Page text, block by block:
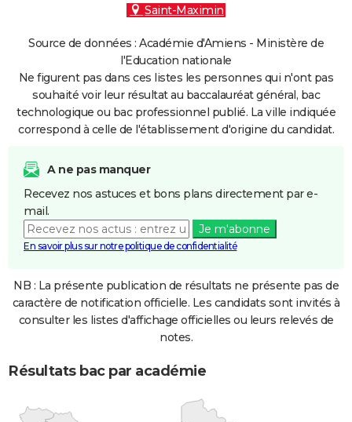
Saint-Maximin
Source de données : Académie d'Amiens - Ministère de
l'Education nationale
Ne figurent pas dans ces listes les personnes qui n'ont pas
souhaité voir leur résultat au baccalauréat général, bac
technologique ou bac professionnel publié. La ville indiquée
correspond à celle de l'établissement d'origine du candidat.
A ne pas manquer
Recevez nos astuces et bons plans directement par e-
mail.
Je m'abonne
En savoir plus sur notre politique de confidentialité
NB : La présente publication de résultats ne présente pas de
caractère de notification officielle. Les candidats sont invités à
consulter les listes d'affichage officielles ou leurs relevés de
notes.
Résultats bac par académie